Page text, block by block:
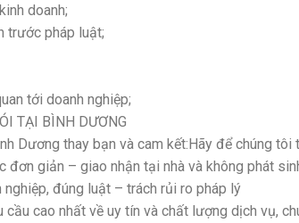
doanh;
trước pháp luật;
tới doanh nghiệp;
TẠI BÌNH DƯƠNG
Dương thay bạn và cam kết:Hãy để chúng
giản – giao nhận tại nhà và không phát
đúng luật – trách rủi ro pháp lý
cao nhất về uy tín và chất lượng dịch vụ,